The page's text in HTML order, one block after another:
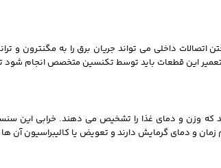
داخلی می‌ تواند جریان برق را به مگنترون و
این قطعات باید توسط تکنسین متخصص انجام شود
که وزن و دمای غذا را تشخیص می‌ دهند. خرابی این
و دمای گرمایش دارند و تعویض یا کالیبراسیون آن‌